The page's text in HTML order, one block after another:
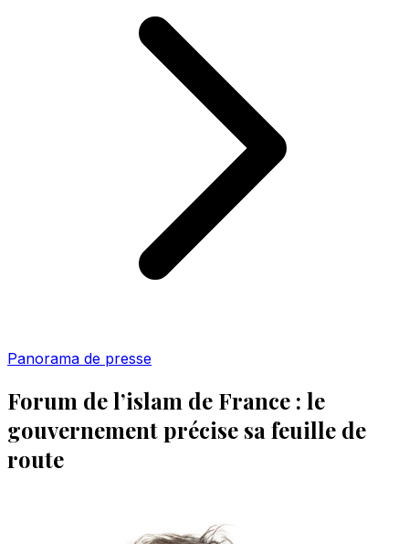
Panorama de presse
Forum de l’islam de France : le
gouvernement précise sa feuille de
route